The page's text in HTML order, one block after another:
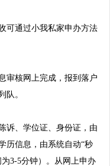
通过小我私家申办方法
核网上完成，报到 落户
队。
、学位证、身份证，由
历信息，由系统自动“秒
3-5分钟）。从网上申办